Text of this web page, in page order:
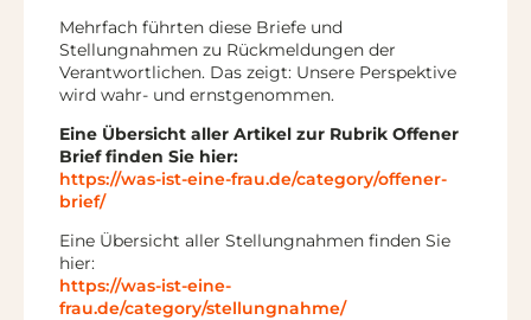
Mehrfach führten diese Briefe und
Stellungnahmen zu Rückmeldungen der
Verantwortlichen. Das zeigt: Unsere Perspektive
wird wahr- und ernstgenommen.
Eine Übersicht aller Artikel zur Rubrik Offener
Brief finden Sie hier:
https://was-ist-eine-frau.de/category/offener-
brief/
Eine Übersicht aller Stellungnahmen finden Sie
hier:
https://was-ist-eine-
frau.de/category/stellungnahme/